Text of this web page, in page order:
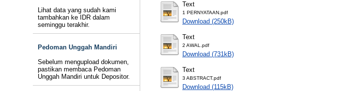
Lihat data yang sudah kami
tambahkan ke IDR dalam
seminggu terakhir.
Pedoman Unggah Mandiri
Sebelum mengupload dokumen,
pastikan membaca Pedoman
Unggah Mandiri untuk Depositor.
Text
1 PERNYATAAN.pdf
Download (250kB)
Text
2 AWAL.pdf
Download (731kB)
Text
3 ABSTRACT.pdf
Download (115kB)